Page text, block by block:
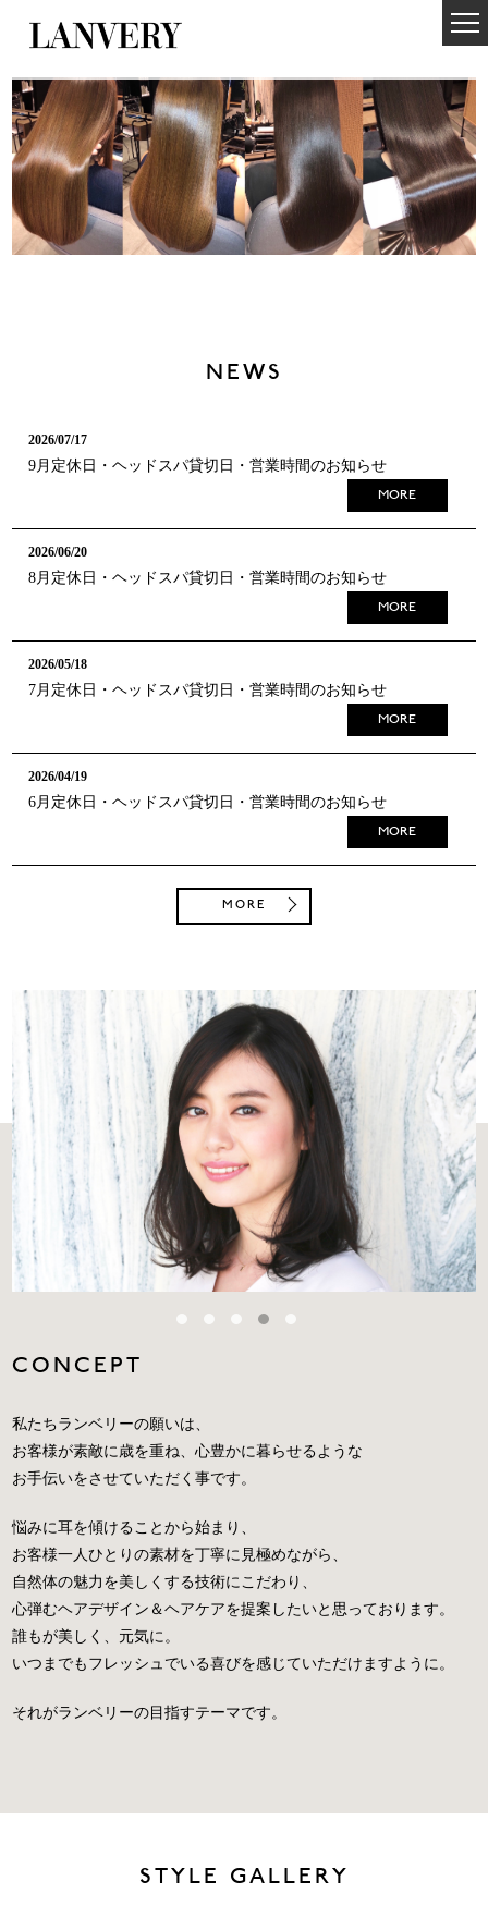
NEWS
2026/07/17
9月定休日・ヘッドスパ貸切日・営業時間のお知らせ
MORE
2026/06/20
8月定休日・ヘッドスパ貸切日・営業時間のお知らせ
MORE
2026/05/18
7月定休日・ヘッドスパ貸切日・営業時間のお知らせ
MORE
2026/04/19
6月定休日・ヘッドスパ貸切日・営業時間のお知らせ
MORE
MORE
CONCEPT
私たちランベリーの願いは、
お客様が素敵に歳を重ね、心豊かに暮らせるような
お手伝いをさせていただく事です。
悩みに耳を傾けることから始まり、
お客様一人ひとりの素材を丁寧に見極めながら、
自然体の魅力を美しくする技術にこだわり、
心弾むヘアデザイン＆ヘアケアを提案したいと思っております。
誰もが美しく、元気に。
いつまでもフレッシュでいる喜びを感じていただけますように。
それがランベリーの目指すテーマです。
STYLE GALLERY